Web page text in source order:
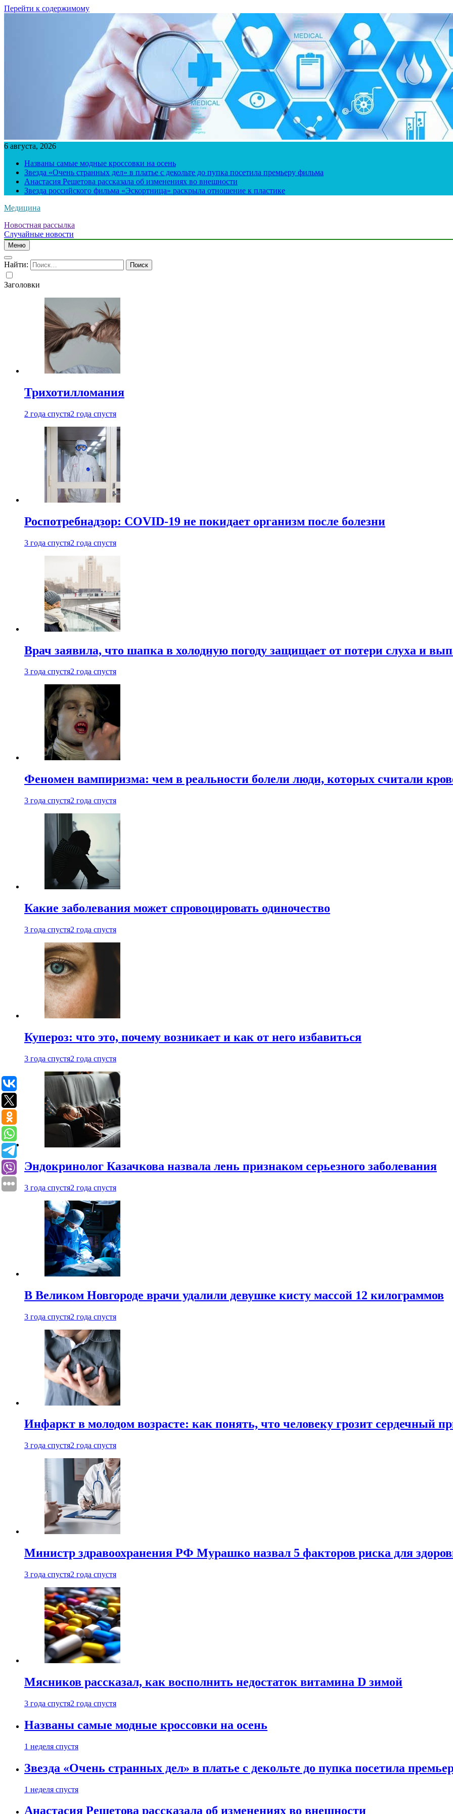
Перейти к содержимому
6 августа, 2026
Названы самые модные кроссовки на осень
Звезда «Очень странных дел» в платье с декольте до пупка посетила премьеру фильма
Анастасия Решетова рассказала об изменениях во внешности
Звезда российского фильма «Эскортница» раскрыла отношение к пластике
Медицина
Новостная рассылка
Случайные новости
Меню
Найти:
Заголовки
Трихотилломания
2 года спустя2 года спустя
Роспотребнадзор: COVID-19 не покидает организм после болезни
3 года спустя2 года спустя
Врач заявила, что шапка в холодную погоду защищает от потери слуха и
3 года спустя2 года спустя
Феномен вампиризма: чем в реальности болели люди, которых считали
3 года спустя2 года спустя
Какие заболевания может спровоцировать одиночество
3 года спустя2 года спустя
Купероз: что это, почему возникает и как от него избавиться
3 года спустя2 года спустя
Эндокринолог Казачкова назвала лень признаком серьезного заболевания
3 года спустя2 года спустя
В Великом Новгороде врачи удалили девушке кисту массой 12 килограммов
3 года спустя2 года спустя
Инфаркт в молодом возрасте: как понять, что человеку грозит сердечный
3 года спустя2 года спустя
Министр здравоохранения РФ Мурашко назвал 5 факторов риска для
3 года спустя2 года спустя
Мясников рассказал, как восполнить недостаток витамина D зимой
3 года спустя2 года спустя
Названы самые модные кроссовки на осень
1 неделя спустя
Звезда «Очень странных дел» в платье с декольте до пупка посетила
1 неделя спустя
Анастасия Решетова рассказала об изменениях во внешности